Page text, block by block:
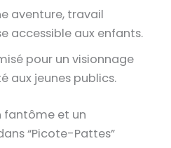
aventure, travail
accessible aux enfants.
pour un visionnage
aux jeunes publics.
fantôme et un
“Picote-Pattes”